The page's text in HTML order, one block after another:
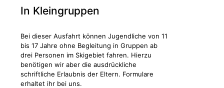
In Kleingruppen
Bei dieser Ausfahrt können Jugendliche von 11
bis 17 Jahre ohne Begleitung in Gruppen ab
drei Personen im Skigebiet fahren. Hierzu
benötigen wir aber die ausdrückliche
schriftliche Erlaubnis der Eltern. Formulare
erhaltet ihr bei uns.